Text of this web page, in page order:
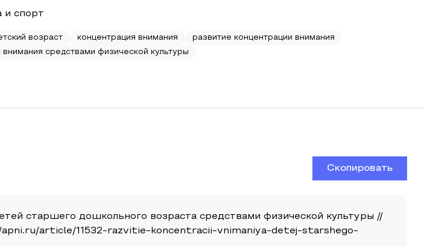
и спорт
возраст концентрация внимания
развитие концентрации внимания
внимания средствами физической культуры
Скопировать
старшего дошкольного возраста средствами физической культуры //
apni.ru/article/11532-razvitie-koncentracii-vnimaniya-detej-starshego-